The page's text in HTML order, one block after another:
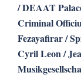
/DEAAT
Criminal
Fezayafirar /
Cyril Leon /